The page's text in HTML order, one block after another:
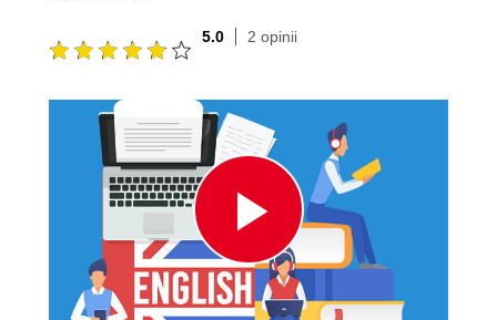
5.0 2 opinii
Play